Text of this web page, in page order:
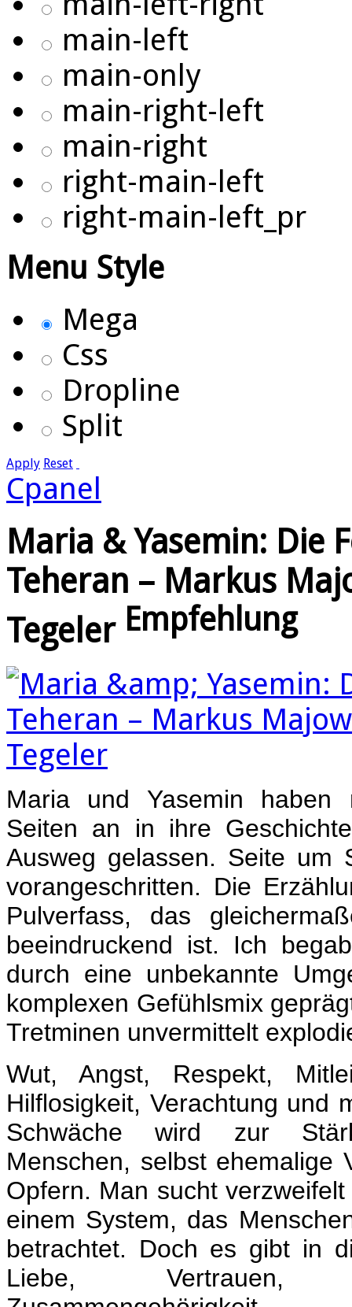
main-left
main-only
main-right-left
main-right
right-main-left
right-main-left_pr
Menu Style
Mega
Css
Dropline
Split
Apply Reset
Cpanel
Maria & Yasemin: Die
Teheran – Markus
Tegeler Empfehlung
Maria und Yasemin
Seiten an in ihre
Ausweg gelassen. Seite um
vorangeschritten. Die
Pulverfass, das
beeindruckend ist. Ich
durch eine unbekannte
komplexen Gefühlsmix
Tretminen unvermittelt
Wut, Angst, Respekt,
Hilflosigkeit, Verachtung und
Schwäche wird zur
Menschen, selbst ehemalige
Opfern. Man sucht
einem System, das
betrachtet. Doch es gibt in
Liebe, Vertrauen,